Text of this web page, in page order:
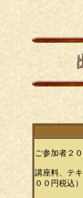
ご参加者２
講座料、テ
００円税込